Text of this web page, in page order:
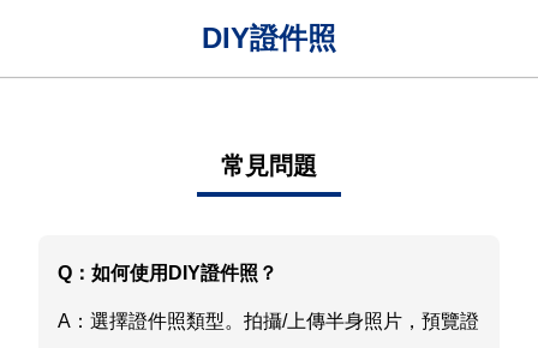
DIY證件照
常見問題
Q： 如何使用DIY證件照？
A： 選擇證件照類型。拍攝/上傳半身照片，預覽證